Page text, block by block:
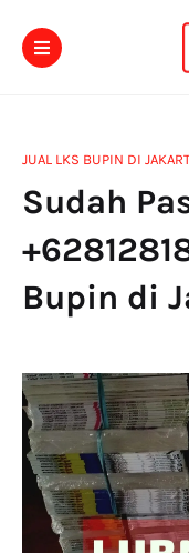
JUAL LKS BUPIN DI
Sudah
Bupin di